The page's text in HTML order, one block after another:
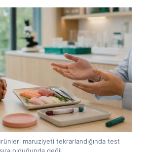
maruziyeti tekrarlandığında test
sıra olduğunda değil.